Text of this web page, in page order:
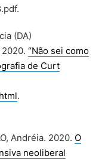
(DA)
“Não sei como
de Curt
.
Andréia. 2020. O
neoliberal